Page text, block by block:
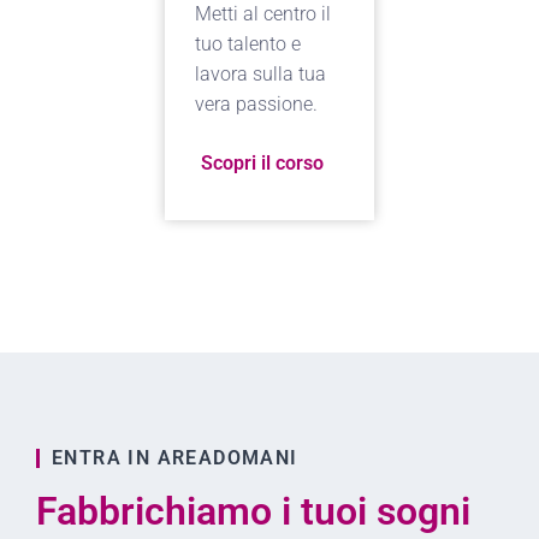
Metti al centro il
tuo talento e
lavora sulla tua
vera passione.
Scopri il corso
ENTRA IN AREADOMANI
Fabbrichiamo i tuoi sogni